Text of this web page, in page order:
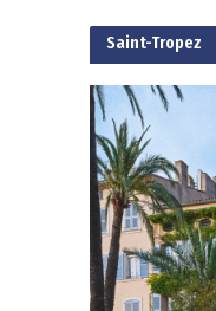
Saint-Tropez